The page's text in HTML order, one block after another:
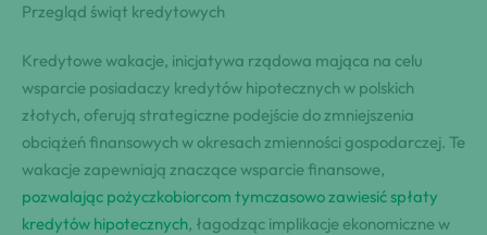
Przegląd świąt kredytowych
Kredytowe wakacje, inicjatywa rządowa mająca na celu
wsparcie posiadaczy kredytów hipotecznych w polskich
złotych, oferują strategiczne podejście do zmniejszenia
obciążeń finansowych w okresach zmienności gospodarczej. Te
wakacje zapewniają znaczące wsparcie finansowe,
pozwalając pożyczkobiorcom tymczasowo zawiesić spłaty
kredytów hipotecznych, łagodząc implikacje ekonomiczne w